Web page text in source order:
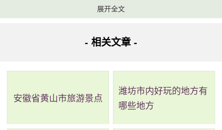
地址：江苏省扬州市邗江区平山堂东路20号
崔致远纪念馆位于扬州唐城遗址博物馆西南角，采用唐
他的贡献，向人们传递扬州文化的独特魅力。
展开全文
- 相关文章 -
安徽省黄山市旅游景点
潍坊市内好玩的地方有
哪些地方